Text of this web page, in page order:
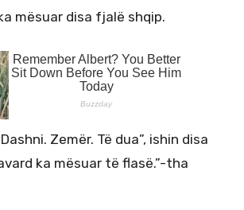
mësuar disa fjalë shqip.
Zemër. Të dua”, ishin disa
ka mësuar të flasë.”-tha